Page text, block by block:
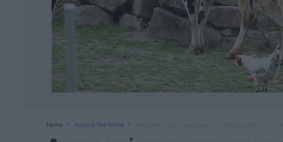
Home Around The World